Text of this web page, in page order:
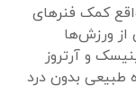
کمک فنرهای
از ورزش‌ها
و آرتروز
طبیعی بدون درد